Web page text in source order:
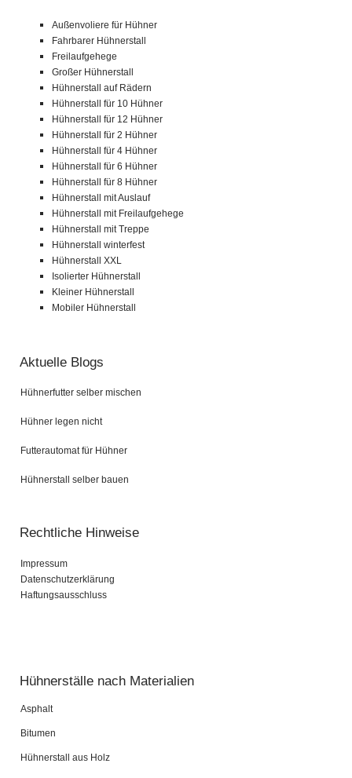
Außenvoliere für Hühner
Fahrbarer Hühnerstall
Freilaufgehege
Großer Hühnerstall
Hühnerstall auf Rädern
Hühnerstall für 10 Hühner
Hühnerstall für 12 Hühner
Hühnerstall für 2 Hühner
Hühnerstall für 4 Hühner
Hühnerstall für 6 Hühner
Hühnerstall für 8 Hühner
Hühnerstall mit Auslauf
Hühnerstall mit Freilaufgehege
Hühnerstall mit Treppe
Hühnerstall winterfest
Hühnerstall XXL
Isolierter Hühnerstall
Kleiner Hühnerstall
Mobiler Hühnerstall
Aktuelle Blogs
Hühnerfutter selber mischen
Hühner legen nicht
Futterautomat für Hühner
Hühnerstall selber bauen
Rechtliche Hinweise
Impressum
Datenschutzerklärung
Haftungsausschluss
Hühnerställe nach Materialien
Asphalt
Bitumen
Hühnerstall aus Holz